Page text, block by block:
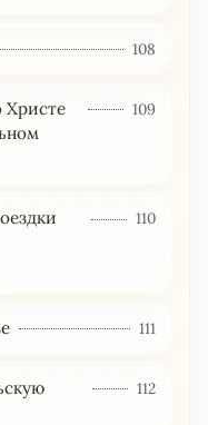
108
Христе
109
110
111
112